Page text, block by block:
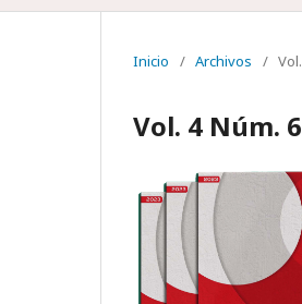
Inicio / Archivos /
Vol. 4 Núm.